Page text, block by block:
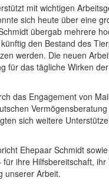
mit wichtigen
sich heute über eine
übergab mehrere
den Bestand des
werden. Die neuen
für das tägliche Wirken
das Engagement von
sich weitere
Ehepaar Schmidt
für ihre Hilfsbereitschaft,
unserer Arbeit.